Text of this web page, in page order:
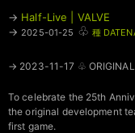
→ Half-Live | VALVE
→ 2025-01-25 ♧ 種
→ 2023-11-17 ♧ ORIGINAL
To celebrate the 25th
the original development
first game.